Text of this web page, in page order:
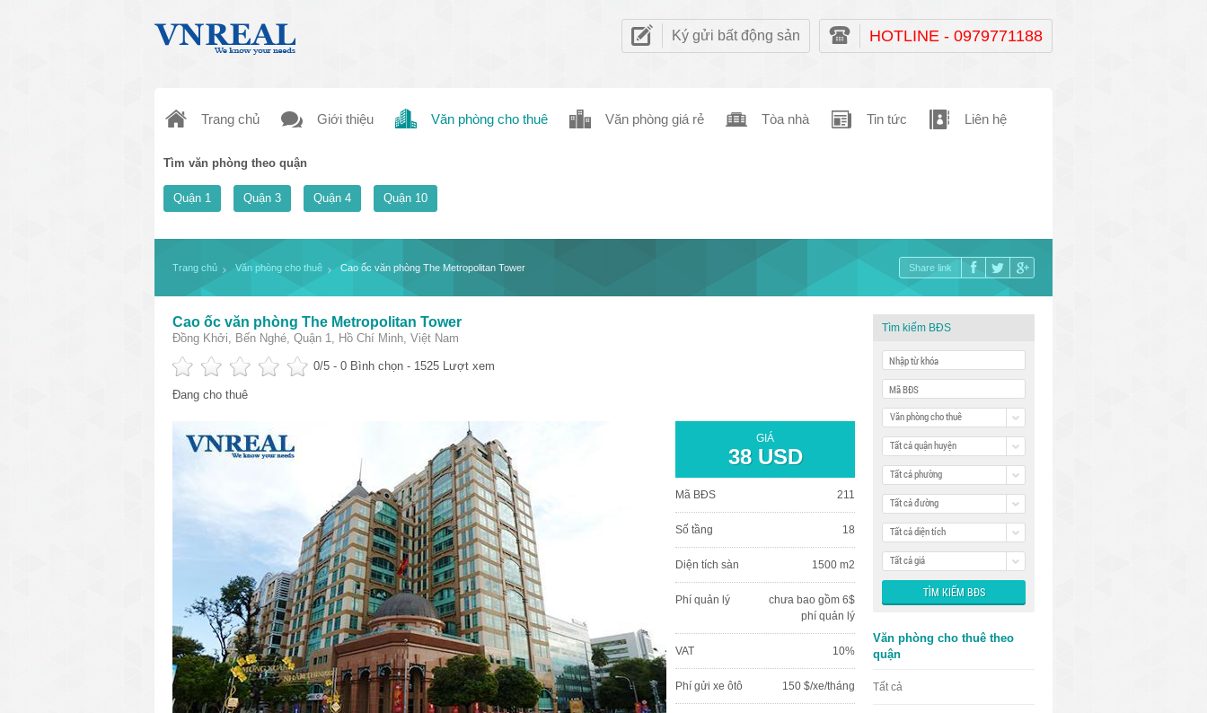
Ký gửi bất động sản HOTLINE - 0979771188
Trang chủ Giới thiệu Văn phòng cho thuê Văn phòng giá rẻ Tòa nhà Tin tức Liên hệ
Tìm văn phòng theo quận
Quận 1 Quận 3 Quận 4 Quận 10
Trang chủ Văn phòng cho thuê Cao ốc văn phòng The Metropolitan Tower Share link
Cao ốc văn phòng The Metropolitan Tower
Đồng Khởi, Bến Nghé, Quận 1, Hồ Chí Minh, Việt Nam
0/5 - 0 Bình chọn - 1525 Lượt xem
Đang cho thuê
GIÁ
38 USD
Mã BĐS 211
Số tầng 18
Diện tích sàn 1500 m2
Phí quản lý
chưa bao gồm 6$
phí quản lý
VAT 10%
Phí gửi xe ôtô 150 $/xe/tháng
Tìm kiếm BĐS
Văn phòng cho thuê
Tất cả quận huyện
Tất cả phường
Tất cả đường
Tất cả diện tích
Tất cả giá
Văn phòng cho thuê theo
quận
Tất cả
văn phòng cho thuê quận 3
văn phòng quận 1
văn phòng quận 3
cao ốc văn phòng quận 1
cao ốc văn phòng quận 3